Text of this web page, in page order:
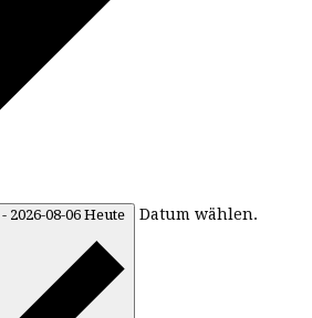
- 2026-08-06 Heute Datum wählen.